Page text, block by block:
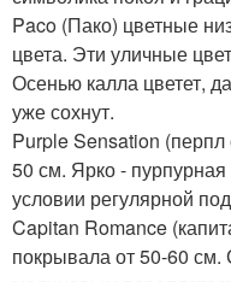
Paco (Пако) цветные
цвета. Эти уличные
Осенью калла цветет,
уже сохнут.
Purple Sensation
50 см. Ярко -
условии регулярной
Capitan Romance
покрывала от 50-60